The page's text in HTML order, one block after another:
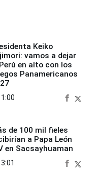
Keiko
vamos a dejar
en alto con los
Panamericanos
1:00
de 100 mil fieles
a Papa León
en Sacsayhuaman
3:01